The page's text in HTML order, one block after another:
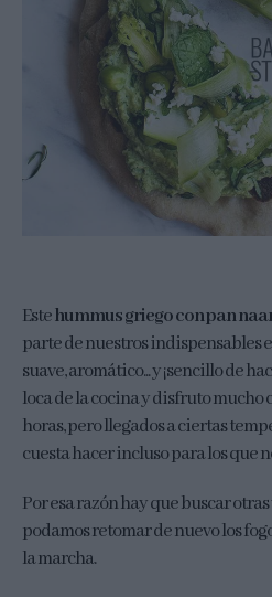
Estehummus griego con pan
parte de nuestros indispensables
suave, aromático... y ¡sencillo de
loca de la cocina y disfruto
horas, pero llegados a ciertas
cuesta hacer incluso para los que
Por esa razón hay que buscar
podamos retomar de nuevo los
la marcha.